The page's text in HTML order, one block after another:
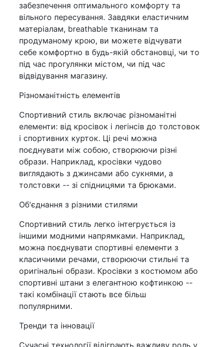
забезпечення оптимального комфорту та
вільного пересування. Завдяки еластичним
матеріалам, breathable тканинам та
продуманому крою, ви можете відчувати
себе комфортно в будь-якій обстановці, чи то
під час прогулянки містом, чи під час
відвідування магазину.
Різноманітність елементів
Спортивний стиль включає різноманітні
елементи: від кросівок і легінсів до толстовок
і спортивних курток. Ці речі можна
поєднувати між собою, створюючи різні
образи. Наприклад, кросівки чудово
виглядають з джинсами або сукнями, а
толстовки -- зі спідницями та брюками.
Об'єднання з різними стилями
Спортивний стиль легко інтегрується із
іншими модними напрямками. Наприклад,
можна поєднувати спортивні елементи з
класичними речами, створюючи стильні та
оригінальні образи. Кросівки з костюмом або
спортивні штани з елегантною кофтинкою --
такі комбінації стають все більш
популярними.
Тренди та інновації
Сучасні технології відіграють важливу роль у